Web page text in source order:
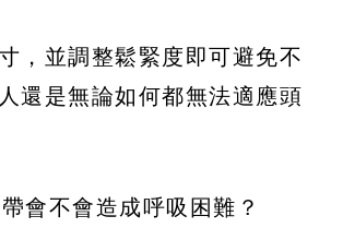
，並調整鬆緊度即可避免不
還是無論如何都無法適應頭
會不會造成呼吸困難？